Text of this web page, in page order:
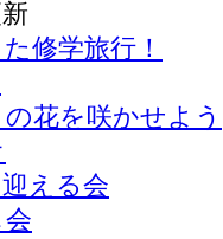
修学旅行！
花を咲かせよう
える会